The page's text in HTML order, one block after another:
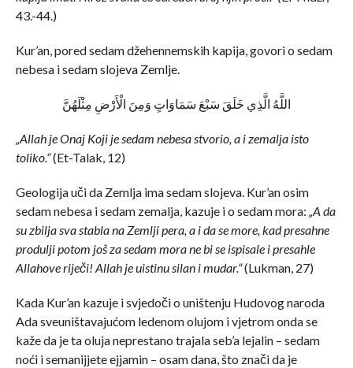
43.-44.)
Kur’an, pored sedam džehennemskih kapija, govori o sedam
nebesa i sedam slojeva Zemlje.
اللَّهُ الَّذِي خَلَقَ سَبْعَ سَمَاوَاتٍ وَمِنَ الْأَرْضِ مِثْلَهُنَّ
„Allah je Onaj Koji je sedam nebesa stvorio, a i zemalja isto
toliko.“(Et-Talak, 12)
Geologija uči da Zemlja ima sedam slojeva. Kur’an osim
sedam nebesa i sedam zemalja, kazuje i o sedam mora: „A da
su zbilja sva stabla na Zemlji pera, a i da se more, kad presahne
produlji potom još za sedam mora ne bi se ispisale i presahle
Allahove riječi! Allah je uistinu silan i mudar.“(Lukman, 27)
Kada Kur’an kazuje i svjedoči o uništenju Hudovog naroda
Ada sveuništavajućom ledenom olujom i vjetrom onda se
kaže da je ta oluja neprestano trajala seb’a lejalin – sedam
noći i semanijjete ejjamin – osam dana, što znači da je